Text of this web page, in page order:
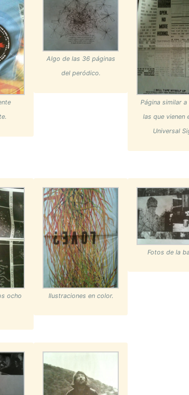
Algo de las 36 páginas
del peródico.
Página similar a
las que vienen
Universal
ocho
Ilustraciones en color.
Fotos de la